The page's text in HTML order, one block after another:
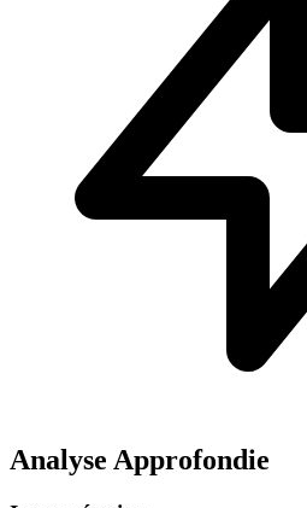
Analyse Approfondie